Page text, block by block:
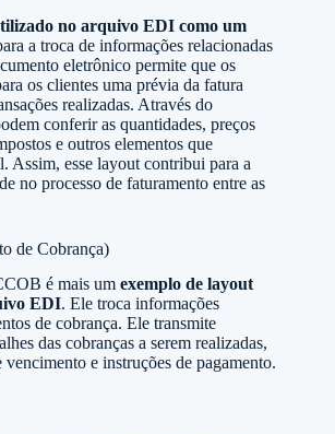
no arquivo EDI como um
a troca de informações relacionadas
eletrônico permite que os
os clientes uma prévia da fatura
realizadas. Através do
conferir as quantidades, preços
e outros elementos que
Assim, esse layout contribui para a
no processo de faturamento entre as
de Cobrança)
é mais um exemplo de layout
EDI. Ele troca informações
de cobrança. Ele transmite
das cobranças a serem realizadas,
vencimento e instruções de pagamento.